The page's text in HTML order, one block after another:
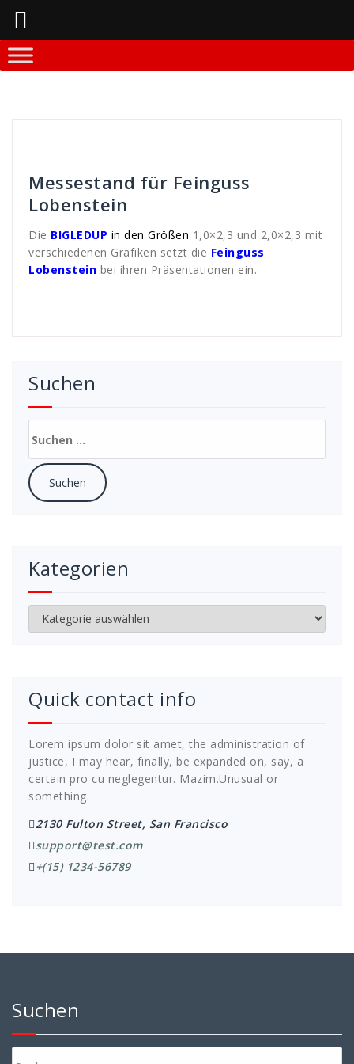
Springe
zum
Messestand für Feinguss
Lobenstein
Die BIGLEDUP in den Größen 1,0×2,3 und 2,0×2,3 mit
verschiedenen Grafiken setzt die Feinguss
Lobenstein bei ihren Präsentationen ein.
Suchen
nach:
Kategorien
Kategorien
Quick contact info
Lorem ipsum dolor sit amet, the administration of
justice, I may hear, finally, be expanded on, say, a
certain pro cu neglegentur. Mazim.Unusual or
something.
2130 Fulton Street, San Francisco
support@test.com
+(15) 1234-56789
Suchen